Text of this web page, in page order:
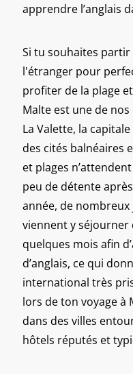
apprendre l’anglais
Si tu souhaites
l'étranger pour
profiter de la plage
Malte est une de
La Valette, la
des cités balnéaires
et plages
peu de détente
année, de
viennent y séjourner
quelques mois afin
d’anglais, ce qui
international très
lors de ton voyage
dans des villes
hôtels réputés et